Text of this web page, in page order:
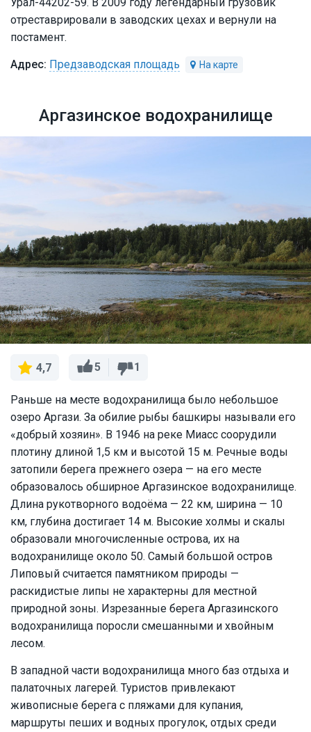
отреставрировали в заводских цехах и вернули на
постамент.
Предзаводская площадь
Аргазинское водохранилище
4,7 5 1
Раньше на месте водохранилища было небольшое
озеро Аргази. За обилие рыбы башкиры называли его
«добрый хозяин». В 1946 на реке Миасс соорудили
плотину длиной 1,5 км и высотой 15 м. Речные воды
затопили берега прежнего озера — на его месте
образовалось обширное Аргазинское водохранилище.
Длина рукотворного водоёма — 22 км, ширина — 10
км, глубина достигает 14 м. Высокие холмы и скалы
образовали многочисленные острова, их на
водохранилище около 50. Самый большой остров
Липовый считается памятником природы —
раскидистые липы не характерны для местной
природной зоны. Изрезанные берега Аргазинского
водохранилища поросли смешанными и хвойным
лесом.
В западной части водохранилища много баз отдыха и
палаточных лагерей. Туристов привлекают
живописные берега с пляжами для купания,
маршруты пеших и водных прогулок, отдых среди